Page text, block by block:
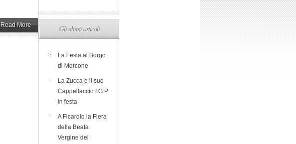
Read More Gli ultimi articoli
La Festa al Borgo
di Morcone
La Zucca e il suo
Cappellaccio I.G.P
in festa
A Ficarolo la Fiera
della Beata
Vergine del